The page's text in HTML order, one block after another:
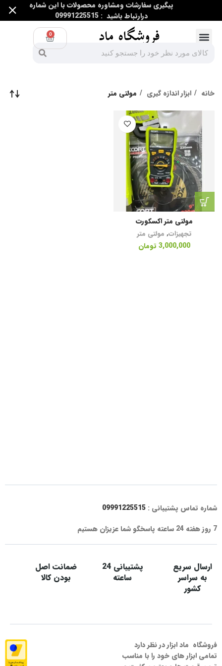
0
خانه ابزار اندازه گیری مولتی متر
مولتی متر اکسکورت
تجهیزات, مولتی متر
3,000,000 تومان
شماره تماس پشتیبانی : 09991225515
7 روز هفته 24 ساعته پاسخگو شما عزیزان هستیم
ارسال سریع
به سراسر
کشور
پشتیبانی 24
ساعته
ضمانت اصل
بودن کالا
فروشگاه ماد ابزار در نظر دارد
تمامی ابزار های خود را با مناسب
پیگیری سفارشات ومشاوره محصولات با این شماره
درارتباط باشید : 09991225515